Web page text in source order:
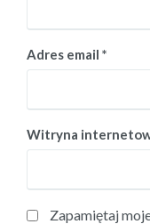
Adres email *
Witryna
Zapamiętaj